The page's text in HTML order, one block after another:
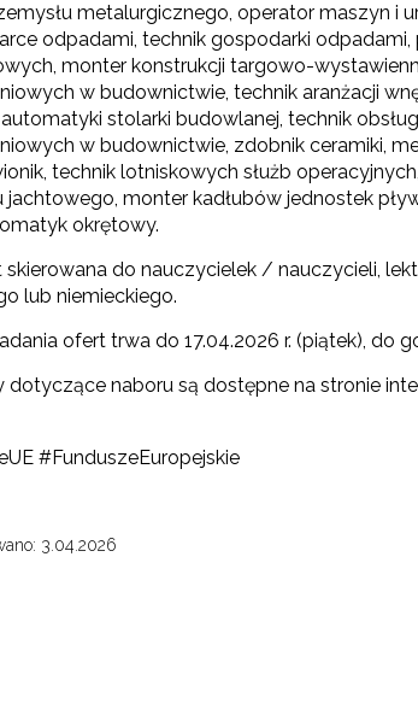
i przetestowanie modelu branżowej szkoły
wdrożenie modułowych e-podręczników"
kompetencji dydaktycznych zintegrowanego
program „Przyjazna szkoła”"
i upowszechnienie portalu
metalurgicznego, operator maszyn
odpadami, technik gospodarki
monter konstrukcji targowo-
w budownictwie, technik aranżacji
stolarki budowlanej, technik
w budownictwie, zdobnik ceramiki,
technik lotniskowych służb
jachtowego, monter kadłubów jednostek
okrętowy.
skierowana do nauczycielek / nauczycieli,
lub niemieckiego.
ofert trwa do 17.04.2026 r. (piątek), do
dotyczące naboru są dostępne na stronie
#FunduszeEuropejskie
3.04.2026